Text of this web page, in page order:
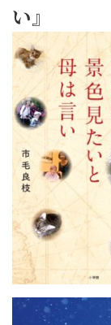
い』